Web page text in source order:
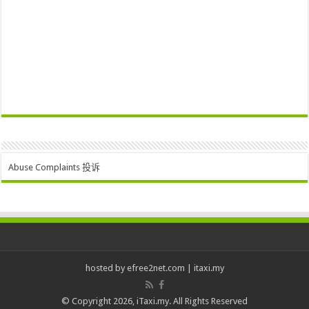
Abuse Complaints 投诉
hosted by efree2net.com itaxi.my
© Copyright 2026, iTaxi.my. All Rights Reserved